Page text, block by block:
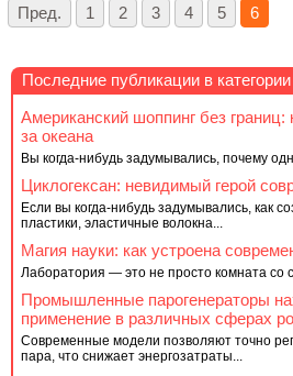
Пред. 1 2 3 4 5 6
Последние публикации в категории
Американский шоппинг без границ:
за океана
Вы когда-нибудь задумывались, почему
Циклогексан: невидимый герой
Если вы когда-нибудь задумывались, как
пластики, эластичные волокна...
Магия науки: как устроена
Лаборатория — это не просто комната со
Промышленные парогенераторы
применение в различных сферах
Современные модели позволяют точно
пара, что снижает энергозатраты...